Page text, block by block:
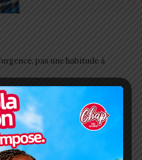
pas une habitude à
à deux gros morceaux
tire la sonnette d’alarme
consultez la liste officielle des